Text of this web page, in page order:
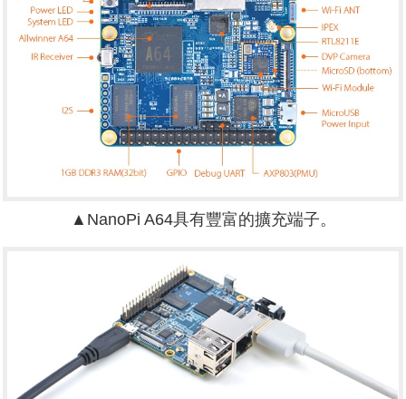
▲NanoPi A64具有豐富的擴充端子。